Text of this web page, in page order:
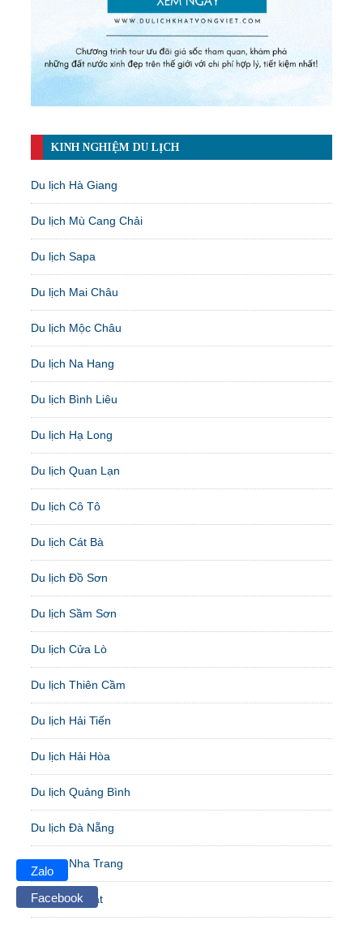
KINH NGHIỆM DU LỊCH
Du lịch Hà Giang
Du lịch Mù Cang Chải
Du lịch Sapa
Du lịch Mai Châu
Du lịch Mộc Châu
Du lịch Na Hang
Du lịch Bình Liêu
Du lịch Hạ Long
Du lịch Quan Lạn
Du lịch Cô Tô
Du lịch Cát Bà
Du lịch Đồ Sơn
Du lịch Sầm Sơn
Du lịch Cửa Lò
Du lịch Thiên Cầm
Du lịch Hải Tiến
Du lịch Hải Hòa
Du lịch Quảng Bình
Du lịch Đà Nẵng
Du lịch Nha Trang
Du lịch Đà Lạt
Zalo
Facebook